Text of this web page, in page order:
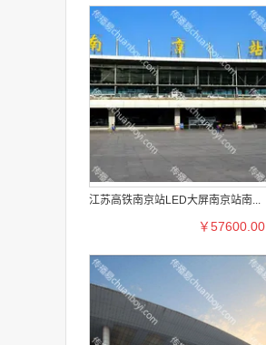
江苏高铁南京站LED大屏南京站南...
￥57600.00